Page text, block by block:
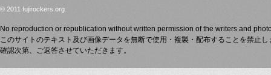
© 2011 fujirockers.org.
No reproduction or republication without written permission of the writers and
このサイトのテキスト及び画像データを無断で使用・複製・配布することを禁止
確認次第、ご返答させていただきます。